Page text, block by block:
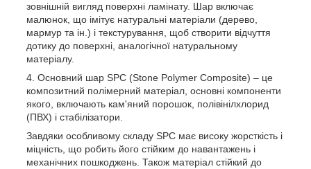
зовнішній вигляд поверхні ламінату. Шар включає
малюнок, що імітує натуральні матеріали (дерево,
мармур та ін.) і текстурування, щоб створити відчуття
дотику до поверхні, аналогічної натуральному
матеріалу.
Основний шар SPC (Stone Polymer Composite) – це
композитний полімерний матеріал, основні компоненти
якого, включають кам'яний порошок, полівінілхлорид
(ПВХ) і стабілізатори.
Завдяки особливому складу SPC має високу жорсткість і
міцність, що робить його стійким до навантажень і
механічних пошкоджень. Також матеріал стійкий до